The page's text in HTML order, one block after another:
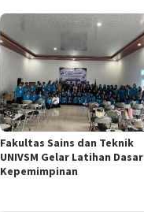
Fakultas Sains dan Teknik
UNIVSM Gelar Latihan Dasar
Kepemimpinan